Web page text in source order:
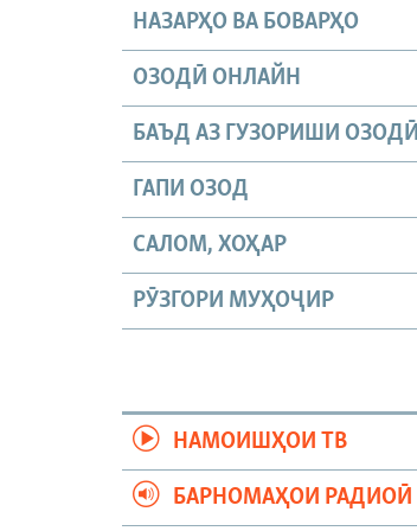
НАЗАРҲО ВА БОВАРҲО
ОЗОДӢ ОНЛАЙН
БАЪД АЗ ГУЗОРИШИ ОЗОДӢ
ГАПИ ОЗОД
САЛОМ, ХОҲАР
РӮЗГОРИ МУҲОҶИР
НАМОИШҲОИ ТВ
БАРНОМАҲОИ РАДИОӢ